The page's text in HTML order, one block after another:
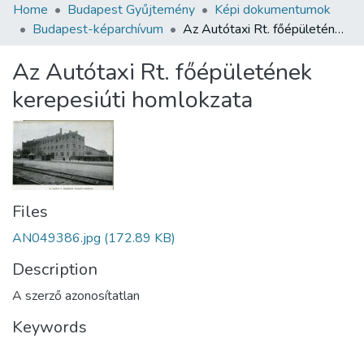
Communities & Collections
Statistics
About us
Home Budapest Gyűjtemény
Képi dokumentumok
Budapest-képarchívum
Az Autótaxi Rt. főépületének kerepesiúti homlokzata
Az Autótaxi Rt. főépületének
kerepesiúti homlokzata
Files
AN049386.jpg (172.89 KB)
Description
A szerző azonosítatlan
Keywords